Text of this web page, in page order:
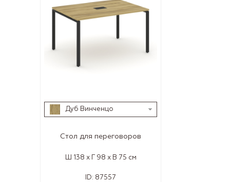
Дуб Винченцо
Стол для переговоров
Ш 138 x Г 98 x В 75 см
ID: 87557